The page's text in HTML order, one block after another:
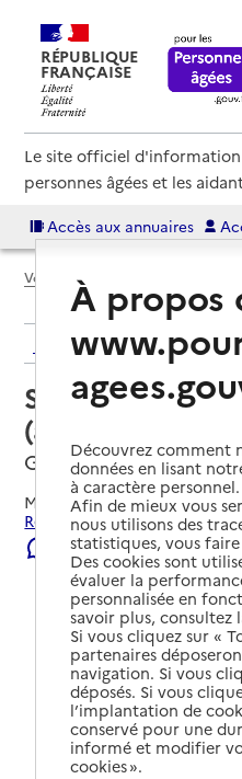
RÉPUBLIQUE
FRANÇAISE
Le site officiel
personnes âgées et les
Accès aux annuaires
Voir le fil d’Ariane
Retour aux résultats de
Service
(aide) – Services
Gap, HAUTES-ALPES
Mis à jour le22/07/2026
Rechercher les
Signaler une erreur
À propos
Découvrez comment
données en lisant
à caractère personnel.
Afin de mieux vous
nous utilisons des
statistiques, vous
Des cookies sont
évaluer la
personnalisée en
savoir plus,
Si vous cliquez sur «
partenaires
navigation. Si vous
déposés. Si vous
l’implantation de
conservé pour une
informé et modifier
cookies ».